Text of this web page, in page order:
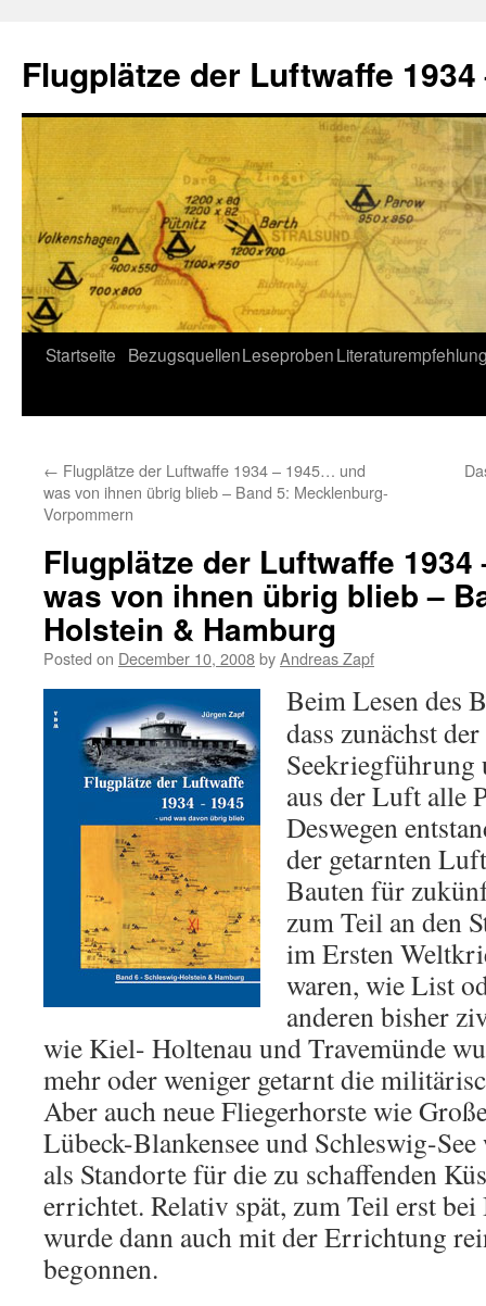
Flugplätze der Luftwaffe 1934
Skip
Startseite BezugsquellenLeseproben
← Flugplätze der Luftwaffe 1934 – 1945… und
was von ihnen übrig blieb – Band 5: Mecklenburg-
Vorpommern
Flugplätze der Luftwaffe
was von ihnen übrig blieb –
Holstein & Hamburg
Posted on December 10, 2008byAndreas Zapf
Beim Lesen des
dass zunächst
Seekriegführung
aus der Luft alle
Deswegen
der getarnten
Bauten für
zum Teil an den
im Ersten
waren, wie List
anderen bisher
wie Kiel- Holtenau und Travemünde
mehr oder weniger getarnt die
Aber auch neue Fliegerhorste wie
Lübeck-Blankensee und Schleswig-
als Standorte für die zu schaffenden
errichtet. Relativ spät, zum Teil erst
wurde dann auch mit der Errichtung
begonnen.